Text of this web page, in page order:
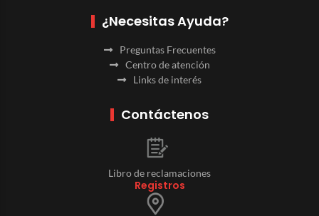
¿Necesitas Ayuda?
Preguntas Frecuentes
Centro de atención
Links de interés
Contáctenos
Libro de reclamaciones
Registros